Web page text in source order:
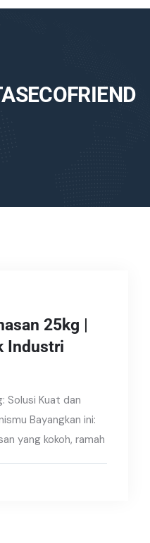
25kg |
Industri
Solusi Kuat dan
Bayangkan ini:
yang kokoh, ramah